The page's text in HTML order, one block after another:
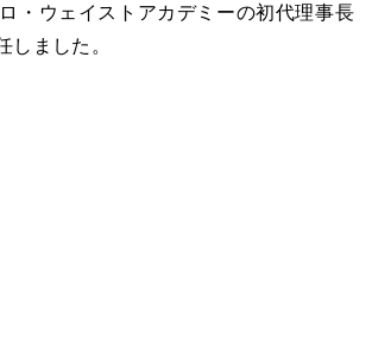
・ウェイストアカデミーの初代理事長
しました。